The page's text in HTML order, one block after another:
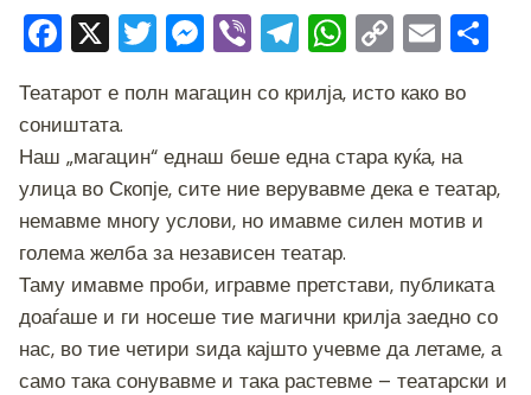
F
c
e
b
o
o
k
X T
tt
er
M
ss
e
n
g
er
Vi
er
T
e
gr
a
m
W
at
s
A
p
C
p
y
Li
n
E
ai
l
Театарот е полн магацин со крилја, исто како во
соништата.
Наш „магацин“ еднаш беше една стара куќа, на
улица во Скопје, сите ние верувавме дека е театар,
немавме многу услови, но имавме силен мотив и
голема желба за независен театар.
Таму имавме проби, игравме претстави, публиката
доаѓаше и ги носеше тие магични крилја заедно со
нас, во тие четири ѕида кајшто учевме да летаме, а
само така сонувавме и така растевме – театарски и